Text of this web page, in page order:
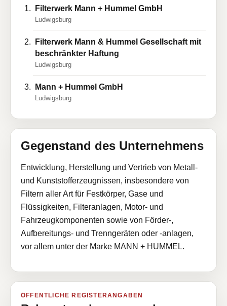
Filterwerk Mann + Hummel GmbH
Ludwigsburg
FiIterwerk Mann & Hummel Gesellschaft mit
beschränkter Haftung
Ludwigsburg
Mann + Hummel GmbH
Ludwigsburg
Gegenstand des Unternehmens
Entwicklung, Herstellung und Vertrieb von Metall-
und Kunststofferzeugnissen, insbesondere von
Filtern aller Art für Festkörper, Gase und
Flüssigkeiten, Filteranlagen, Motor- und
Fahrzeugkomponenten sowie von Förder-,
Aufbereitungs- und Trenngeräten oder -anlagen,
vor allem unter der Marke MANN + HUMMEL.
ÖFFENTLICHE REGISTERANGABEN